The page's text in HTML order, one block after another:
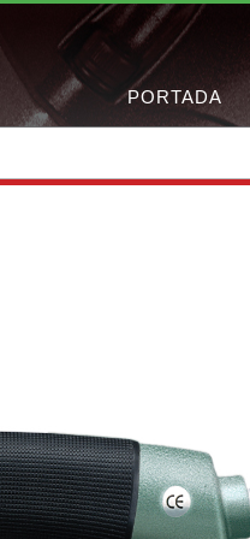
PORTADA